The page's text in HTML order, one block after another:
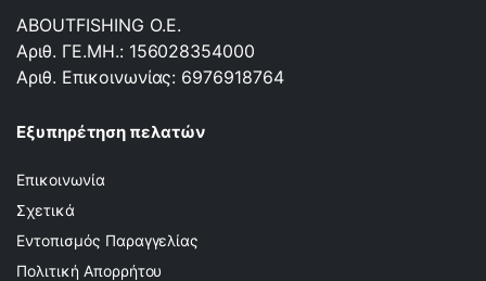
ABOUTFISHING Ο.Ε.
Αριθ. ΓΕ.ΜΗ.: 156028354000
Αριθ. Επικοινωνίας: 6976918764
Εξυπηρέτηση πελατών
Επικοινωνία
Σχετικά
Εντοπισμός Παραγγελίας
Πολιτική Απορρήτου